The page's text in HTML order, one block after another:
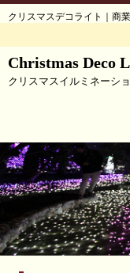
クリスマスデコライト｜商
Christmas Deco
クリスマスイルミネーシ